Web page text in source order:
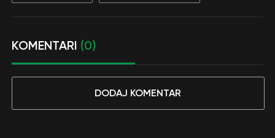
KOMENTARI (0)
DODAJ KOMENTAR